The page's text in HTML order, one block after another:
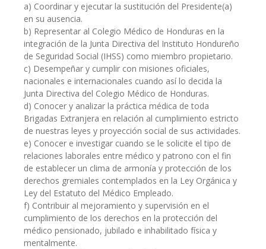
a) Coordinar y ejecutar la sustitución del Presidente(a)
en su ausencia.
b) Representar al Colegio Médico de Honduras en la
integración de la Junta Directiva del Instituto Hondureño
de Seguridad Social (IHSS) como miembro propietario.
c) Desempeñar y cumplir con misiones oficiales,
nacionales e internacionales cuando así lo decida la
Junta Directiva del Colegio Médico de Honduras.
d) Conocer y analizar la práctica médica de toda
Brigadas Extranjera en relación al cumplimiento estricto
de nuestras leyes y proyección social de sus actividades.
e) Conocer e investigar cuando se le solicite el tipo de
relaciones laborales entre médico y patrono con el fin
de establecer un clima de armonía y protección de los
derechos gremiales contemplados en la Ley Orgánica y
Ley del Estatuto del Médico Empleado.
f) Contribuir al mejoramiento y supervisión en el
cumplimiento de los derechos en la protección del
médico pensionado, jubilado e inhabilitado física y
mentalmente.